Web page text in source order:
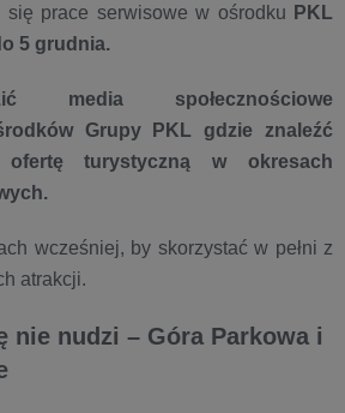
się prace serwisowe w ośrodku PKL
5 grudnia.
media społecznościowe
Grupy PKL gdzie znaleźć
ofertę turystyczną w okresach
wcześniej, by skorzystać w pełni z
atrakcji.
nie nudzi – Góra Parkowa i